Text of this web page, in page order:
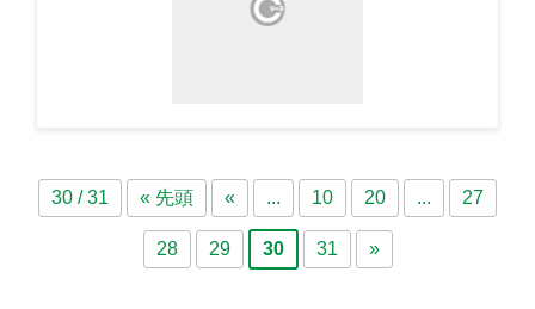
30 / 31 « 先頭 « ... 10 20 ... 27
28 29 30 31 »